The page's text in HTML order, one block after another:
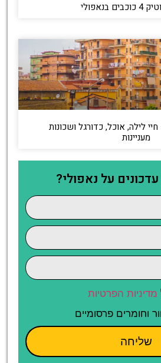
בנאפולי
לילה, אוכל, כדורגל ושכונות
מעניינות
על נאפולי?
מדיניות הפרטיות
וחומרים פרסומיים
שליחה